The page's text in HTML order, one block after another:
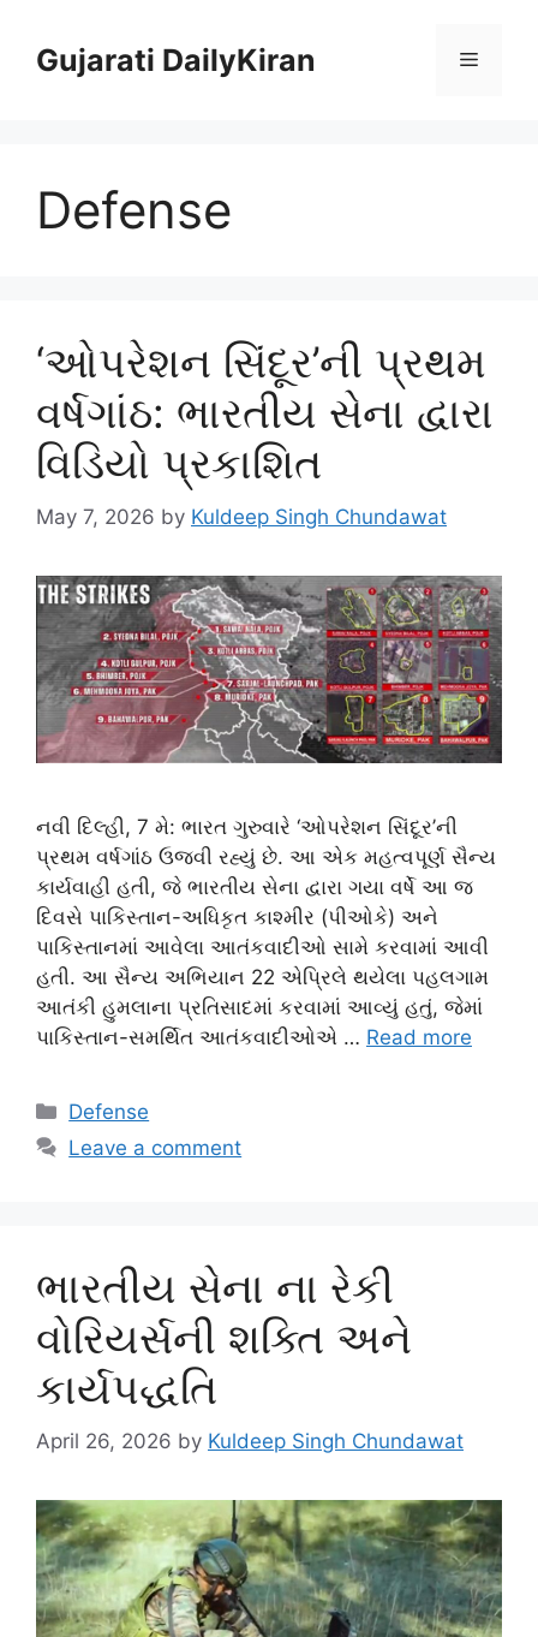
contentGujarati DailyKiran Menu
Defense
‘ઓપરેશન સિંદૂર’ની પ્રથમ
વર્ષગાંઠ: ભારતીય સેના દ્વારા
વિડિયો પ્રકાશિત
May 7, 2026 by Kuldeep Singh Chundawat
નવી દિલ્હી, 7 મે: ભારત ગુરુવારે ‘ઓપરેશન સિંદૂર’ની
પ્રથમ વર્ષગાંઠ ઉજવી રહ્યું છે. આ એક મહત્વપૂર્ણ સૈન્ય
કાર્યવાહી હતી, જે ભારતીય સેના દ્વારા ગયા વર્ષે આ જ
દિવસે પાકિસ્તાન-અધિકૃત કાશ્મીર (પીઓકે) અને
પાકિસ્તાનમાં આવેલા આતંકવાદીઓ સામે કરવામાં આવી
હતી. આ સૈન્ય અભિયાન 22 એપ્રિલે થયેલા પહલગામ
આતંકી હુમલાના પ્રતિસાદમાં કરવામાં આવ્યું હતું, જેમાં
પાકિસ્તાન-સમર્થિત આતંકવાદીઓએ … Read more
Categories
Defense
Leave a comment
ભારતીય સેના ના રેકી
વોરિયર્સની શક્તિ અને
કાર્યપદ્ધતિ
April 26, 2026 by Kuldeep Singh Chundawat